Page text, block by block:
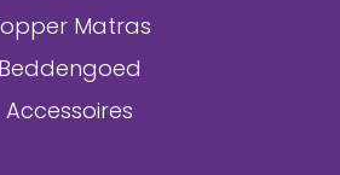
Matras
Beddengoed
Accessoires